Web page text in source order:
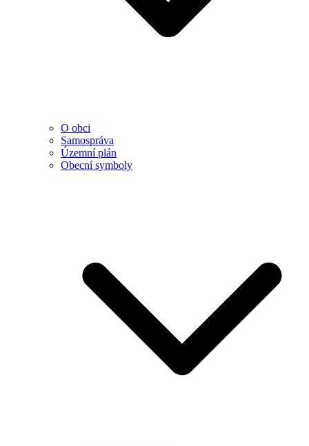
O obci
Samospráva
Územní plán
Obecní symboly